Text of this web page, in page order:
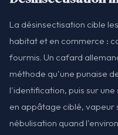
La désinsectisation cible
habitat et en commerce :
fourmis. Un cafard
méthode qu'une punaise
l'identification, puis sur
en appâtage ciblé, vapeur
nébulisation quand